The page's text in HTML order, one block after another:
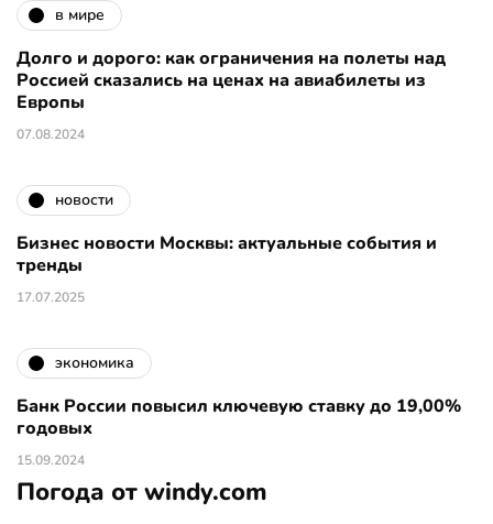
в мире
Долго и дорого: как ограничения на полеты над
Россией сказались на ценах на авиабилеты из
Европы
07.08.2024
новости
Бизнес новости Москвы: актуальные события и
тренды
17.07.2025
экономика
Банк России повысил ключевую ставку до 19,00%
годовых
15.09.2024
Погода от windy.com